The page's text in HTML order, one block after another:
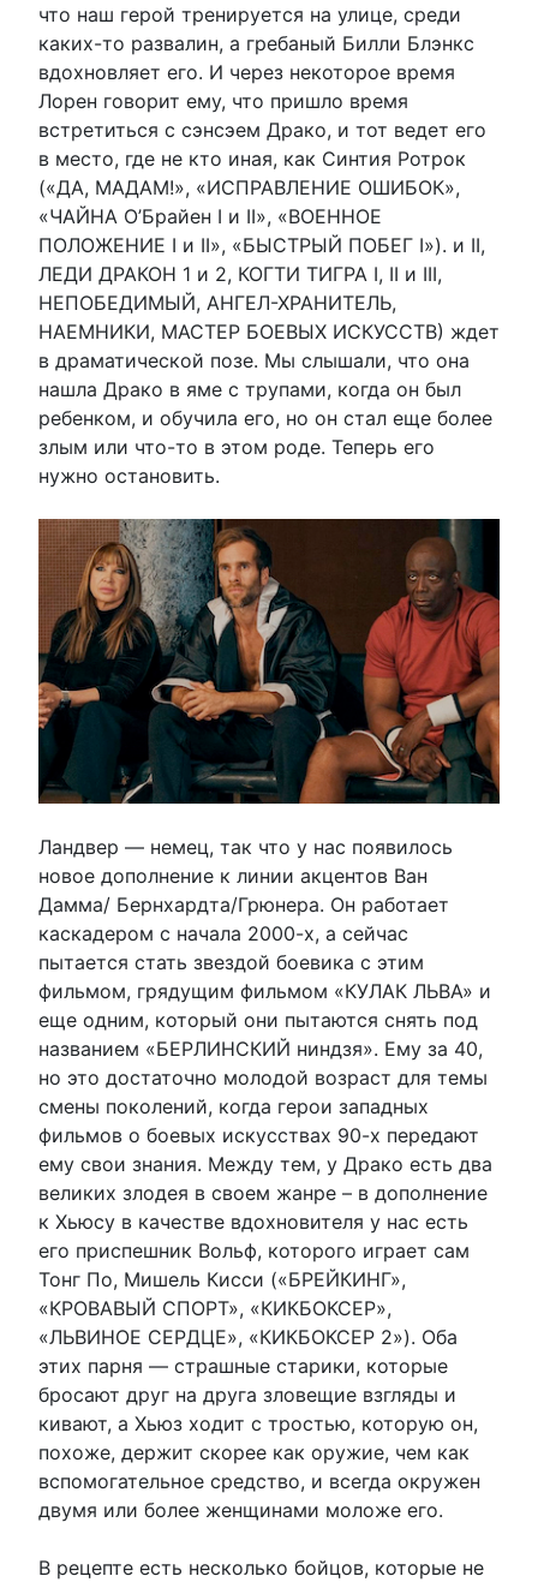
что наш герой тренируется на улице, среди
каких-то развалин, а гребаный Билли Блэнкс
вдохновляет его. И через некоторое время
Лорен говорит ему, что пришло время
встретиться с сэнсэем Драко, и тот ведет его
в место, где не кто иная, как Синтия Ротрок
(«ДА, МАДАМ!», «ИСПРАВЛЕНИЕ ОШИБОК»,
«ЧАЙНА О’Брайен I и II», «ВОЕННОЕ
ПОЛОЖЕНИЕ I и II», «БЫСТРЫЙ ПОБЕГ I»). и II,
ЛЕДИ ДРАКОН 1 и 2, КОГТИ ТИГРА I, II и III,
НЕПОБЕДИМЫЙ, АНГЕЛ-ХРАНИТЕЛЬ,
НАЕМНИКИ, МАСТЕР БОЕВЫХ ИСКУССТВ) ждет
в драматической позе. Мы слышали, что она
нашла Драко в яме с трупами, когда он был
ребенком, и обучила его, но он стал еще более
злым или что-то в этом роде. Теперь его
нужно остановить.
Ландвер — немец, так что у нас появилось
новое дополнение к линии акцентов Ван
Дамма/ Бернхардта/Грюнера. Он работает
каскадером с начала 2000-х, а сейчас
пытается стать звездой боевика с этим
фильмом, грядущим фильмом «КУЛАК ЛЬВА» и
еще одним, который они пытаются снять под
названием «БЕРЛИНСКИЙ ниндзя». Ему за 40,
но это достаточно молодой возраст для темы
смены поколений, когда герои западных
фильмов о боевых искусствах 90-х передают
ему свои знания. Между тем, у Драко есть два
великих злодея в своем жанре – в дополнение
к Хьюсу в качестве вдохновителя у нас есть
его приспешник Вольф, которого играет сам
Тонг По, Мишель Кисси («БРЕЙКИНГ»,
«КРОВАВЫЙ СПОРТ», «КИКБОКСЕР»,
«ЛЬВИНОЕ СЕРДЦЕ», «КИКБОКСЕР 2»). Оба
этих парня — страшные старики, которые
бросают друг на друга зловещие взгляды и
кивают, а Хьюз ходит с тростью, которую он,
похоже, держит скорее как оружие, чем как
вспомогательное средство, и всегда окружен
двумя или более женщинами моложе его.
В рецепте есть несколько бойцов, которые не